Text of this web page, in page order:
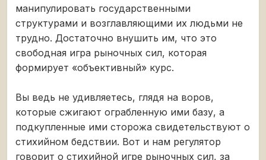
манипулировать государственными
структурами и возглавляющими их людьми не
трудно. Достаточно внушить им, что это
свободная игра рыночных сил, которая
формирует «объективный» курс.
Вы ведь не удивляетесь, глядя на воров,
которые сжигают ограбленную ими базу, а
подкупленные ими сторожа свидетельствуют о
стихийном бедствии. Вот и нам регулятор
говорит о стихийной игре рыночных сил, за